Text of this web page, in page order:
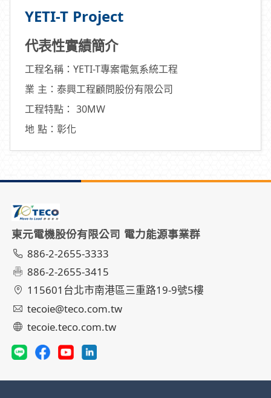
YETI-T Project
代表性實績簡介
工程名稱：YETI-T專案電氣系統工程
業 主：泰興工程顧問股份有限公司
工程特點： 30MW
地 點：彰化
東元電機股份有限公司 電力能源事業群
886-2-2655-3333
886-2-2655-3415
115601台北市南港區三重路19-9號5樓
tecoie@teco.com.tw
tecoie.teco.com.tw